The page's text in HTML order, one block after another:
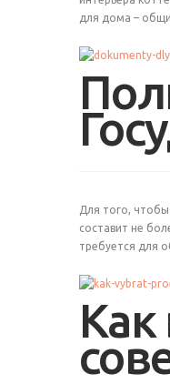
для дома –
Для того, чтобы
составит не
требуется для